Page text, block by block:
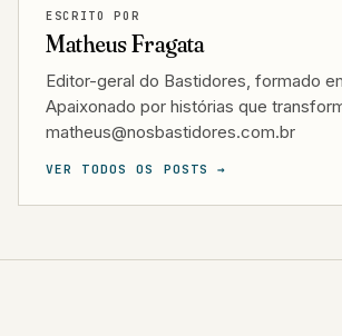
ESCRITO POR
Matheus Fragata
Editor-geral do Bastidores, formado
Apaixonado por histórias que
matheus@nosbastidores.com.br
VER TODOS OS POSTS →